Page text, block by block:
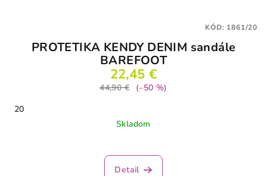
PROTETIKA KENDY DENIM sandále
BAREFOOT
22,45 €
44,90 €
(–50 %)
20
Skladom
Detail
KÓD: 1861/20